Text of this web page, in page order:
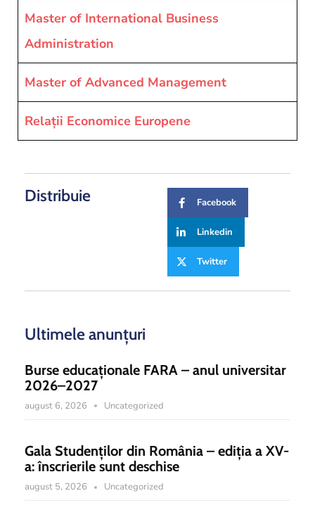
Master of International Business
Administration
Master of Advanced Management
Relații Economice Europene
Distribuie Facebook
Linkedin
Twitter
Ultimele anunțuri
Burse educaționale FARA – anul universitar
2026–2027
august 6, 2026 Uncategorized
Gala Studenților din România – ediția a XV-
a: înscrierile sunt deschise
august 5, 2026 Uncategorized